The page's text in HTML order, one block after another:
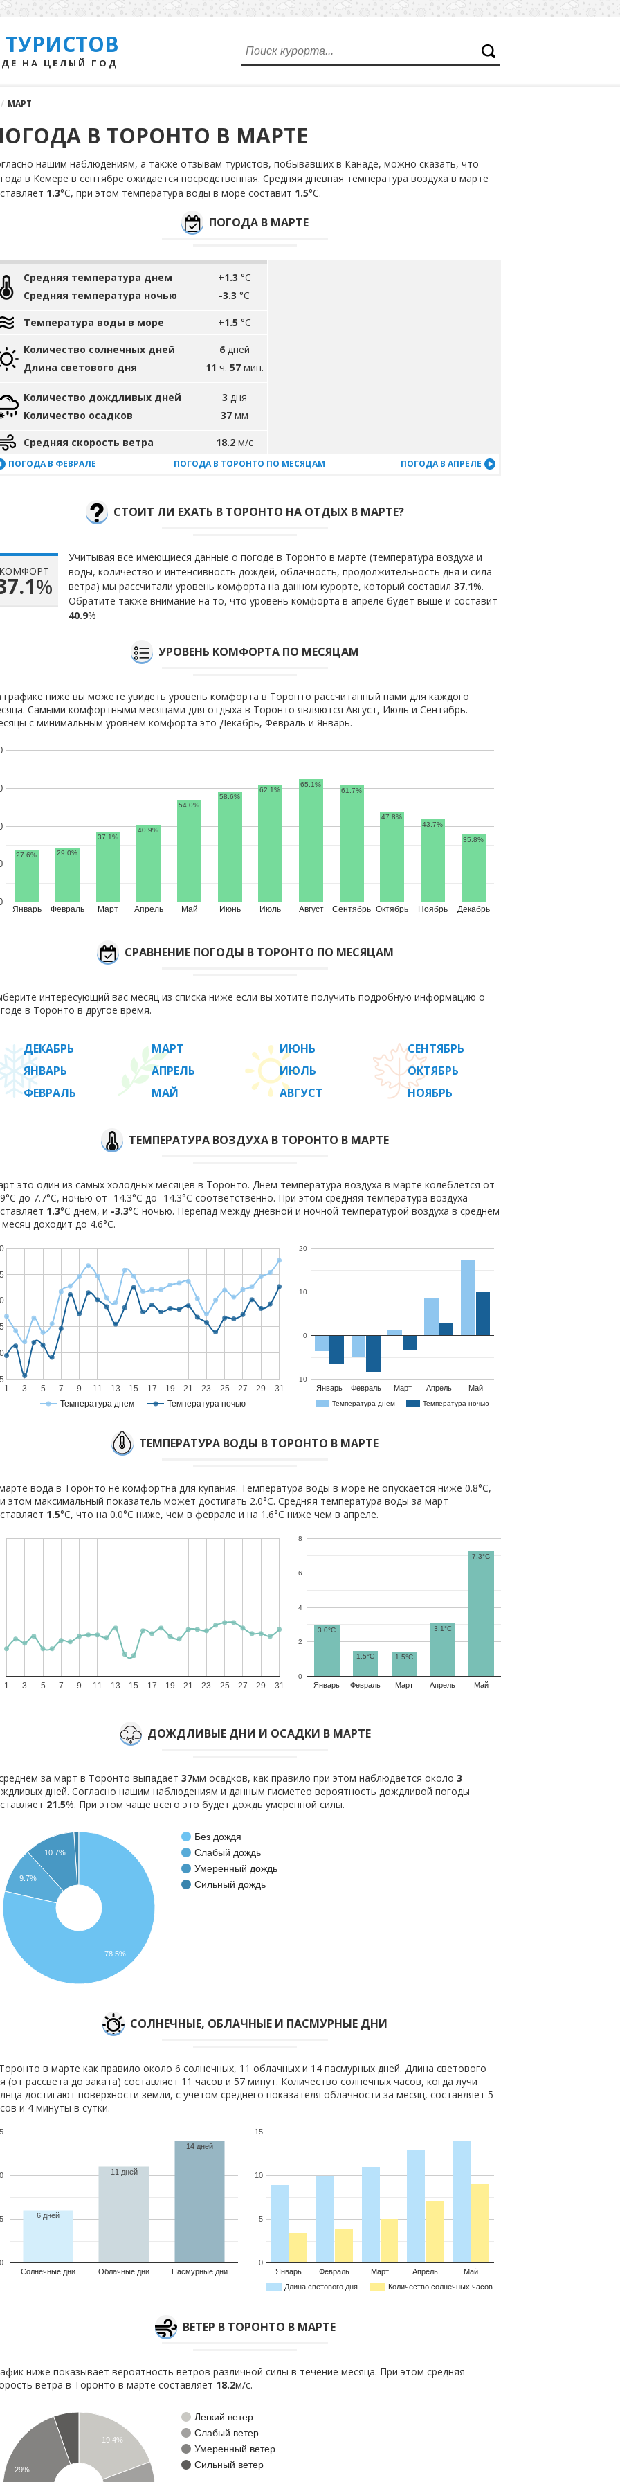
НА ЦЕЛЫЙ ГОД
/ МАРТ
В ТОРОНТО В МАРТЕ
нашим наблюдениям, а также отзывам туристов, побывавших в Канаде, можно сказать, что
в Кемере в сентябре ожидается посредственная. Средняя дневная температура воздуха в марте
1.3°С, при этом температура воды в море составит 1.5°С.
ПОГОДА В МАРТЕ
Средняя температура днем
Средняя температура ночью
+1.3 °C
-3.3 °C
Температура воды в море +1.5 °C
Количество солнечных дней
Длина светового дня
6 дней
11 ч. 57 мин.
Количество дождливых дней
Количество осадков
3 дня
37 мм
Средняя скорость ветра 18.2 м/с
ПОГОДА В ФЕВРАЛЕ ПОГОДА В ТОРОНТО ПО МЕСЯЦАМ ПОГОДА В АПРЕЛЕ
СТОИТ ЛИ ЕХАТЬ В ТОРОНТО НА ОТДЫХ В МАРТЕ?
КОМФОРТ
%
Учитывая все имеющиеся данные о погоде в Торонто в марте (температура воздуха и
воды, количество и интенсивность дождей, облачность, продолжительность дня и сила
ветра) мы рассчитали уровень комфорта на данном курорте, который составил 37.1%.
Обратите также внимание на то, что уровень комфорта в апреле будет выше и составит
40.9%
УРОВЕНЬ КОМФОРТА ПО МЕСЯЦАМ
графике ниже вы можете увидеть уровень комфорта в Торонто рассчитанный нами для каждого
Самыми комфортными месяцами для отдыха в Торонто являются Август, Июль и Сентябрь.
с минимальным уровнем комфорта это Декабрь, Февраль и Январь.
Январь Февраль Март Апрель Май Июнь Июль Август Сентябрь Октябрь Ноябрь Декабрь
27.6% 29.0%
37.1%
40.9%
54.0%
58.6%
62.1%
65.1%
61.7%
47.8%
43.7%
35.8%
СРАВНЕНИЕ ПОГОДЫ В ТОРОНТО ПО МЕСЯЦАМ
интересующий вас месяц из списка ниже если вы хотите получить подробную информацию о
в Торонто в другое время.
ДЕКАБРЬ
ЯНВАРЬ
ФЕВРАЛЬ
МАРТ
АПРЕЛЬ
МАЙ
ИЮНЬ
ИЮЛЬ
АВГУСТ
СЕНТЯБРЬ
ОКТЯБРЬ
НОЯБРЬ
ТЕМПЕРАТУРА ВОЗДУХА В ТОРОНТО В МАРТЕ
это один из самых холодных месяцев в Торонто. Днем температура воздуха в марте колеблется от
до 7.7°C, ночью от -14.3°C до -14.3°C соответственно. При этом средняя температура воздуха
1.3°C днем, и -3.3°C ночью. Перепад между дневной и ночной температурой воздуха в среднем
месяц доходит до 4.6°С.
Температура днем Температура ночью
1 3 5 7 9 11 13 15 17 19 21 23 25 27 29 31
0
5
Температура днем Температура ночью
Январь Февраль Март Апрель Май
-10
0
10
20
ТЕМПЕРАТУРА ВОДЫ В ТОРОНТО В МАРТЕ
вода в Торонто не комфортна для купания. Температура воды в море не опускается ниже 0.8°C,
этом максимальный показатель может достигать 2.0°C. Средняя температура воды за март
1.5°C, что на 0.0°C ниже, чем в феврале и на 1.6°C ниже чем в апреле.
1 3 5 7 9 11 13 15 17 19 21 23 25 27 29 31 Январь Февраль Март Апрель Май
0
2
4
6
8
3.0°C
1.5°C 1.5°C
3.1°C
7.3°C
ДОЖДЛИВЫЕ ДНИ И ОСАДКИ В МАРТЕ
за март в Торонто выпадает 37мм осадков, как правило при этом наблюдается около 3
дней. Согласно нашим наблюдениям и данным гисметео вероятность дождливой погоды
21.5%. При этом чаще всего это будет дождь умеренной силы.
Без дождя
Слабый дождь
Умеренный дождь
Сильный дождь
10.7%
9.7%
78.5%
CОЛНЕЧНЫЕ, ОБЛАЧНЫЕ И ПАСМУРНЫЕ ДНИ
в марте как правило около 6 солнечных, 11 облачных и 14 пасмурных дней. Длина светового
(от рассвета до заката) составляет 11 часов и 57 минут. Количество солнечных часов, когда лучи
достигают поверхности земли, с учетом среднего показателя облачности за месяц, составляет 5
и 4 минуты в сутки.
Солнечные дни Облачные дни Пасмурные дни
0
5 6 дней
11 дней
14 дней
Длина светового дня Количество солнечных часов
Январь Февраль Март Апрель Май
0
5
10
15
ВЕТЕР В ТОРОНТО В МАРТЕ
ниже показывает вероятность ветров различной силы в течение месяца. При этом средняя
ветра в Торонто в марте составляет 18.2м/с.
Легкий ветер
Слабый ветер
Умеренный ветер
Сильный ветер
19.4%
29%